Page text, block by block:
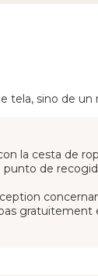
tela, sino de
la cesta de
de